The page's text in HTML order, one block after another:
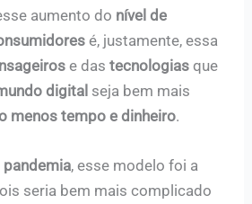
aumento do nível de
é, justamente, essa
e dastecnologias que
digital seja bem mais
menos tempo e dinheiro.
pandemia, esse modelo foi a
seria bem mais complicado